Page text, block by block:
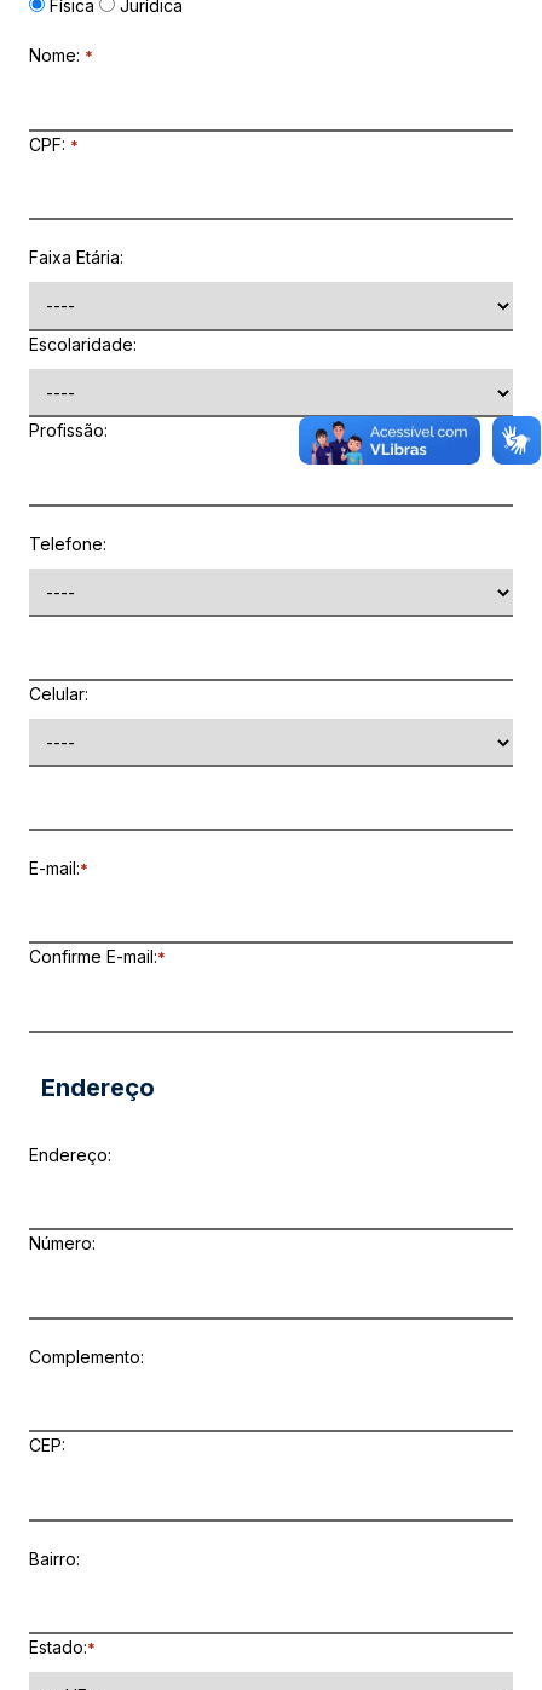
Física Jurídica
Nome: *
CPF: *
Faixa Etária:
Escolaridade:
Profissão:
Telefone:
Celular:
E-mail:*
Confirme E-mail:*
Endereço
Endereço:
Número:
Complemento:
CEP:
Bairro:
Estado:*